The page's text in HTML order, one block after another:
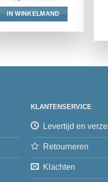
IN WINKELMAND
KLANTENSERVICE
Levertijd en
Retourneren
Klachten